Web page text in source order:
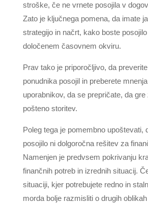
stroške, če ne vrnete posojila v
Zato je ključnega pomena, da imate
strategijo in načrt, kako boste
določenem časovnem okviru.
Prav tako je priporočljivo, da
ponudnika posojil in preberete
uporabnikov, da se prepričate, da
pošteno storitev.
Poleg tega je pomembno upoštevati,
posojilo ni dolgoročna rešitev za
Namenjen je predvsem pokrivanju
finančnih potreb in izrednih situacij.
situaciji, kjer potrebujete redno in
morda bolje razmisliti o drugih